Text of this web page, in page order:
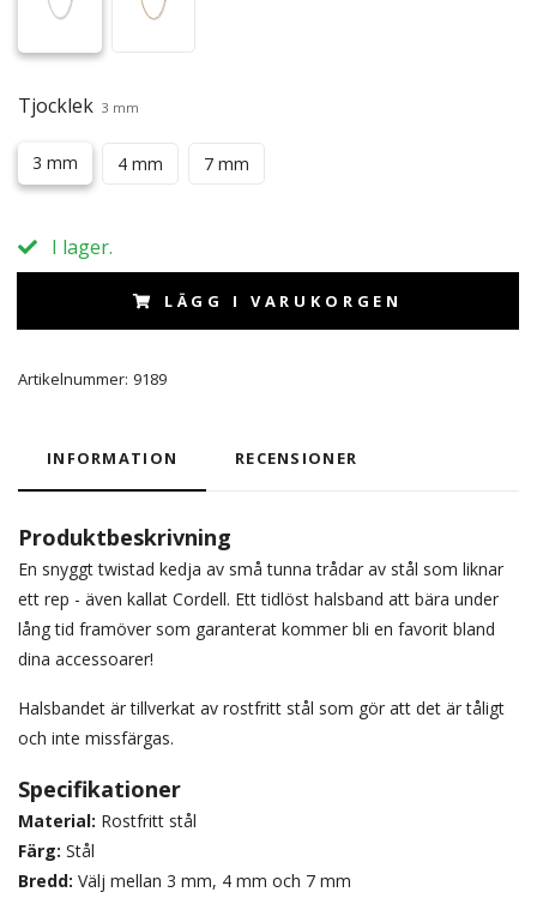
Tjocklek 3 mm
3 mm 4 mm 7 mm
I lager.
LÄGG I VARUKORGEN
Artikelnummer: 9189
INFORMATION RECENSIONER
Produktbeskrivning
En snyggt twistad kedja av små tunna trådar av stål som liknar
ett rep - även kallat Cordell. Ett tidlöst halsband att bära under
lång tid framöver som garanterat kommer bli en favorit bland
dina accessoarer!
Halsbandet är tillverkat av rostfritt stål som gör att det är tåligt
och inte missfärgas.
Specifikationer
Material: Rostfritt stål
Färg: Stål
Bredd: Välj mellan 3 mm, 4 mm och 7 mm